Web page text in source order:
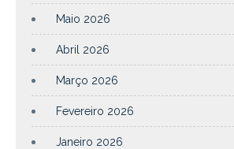
Maio 2026
Abril 2026
Março 2026
Fevereiro 2026
Janeiro 2026